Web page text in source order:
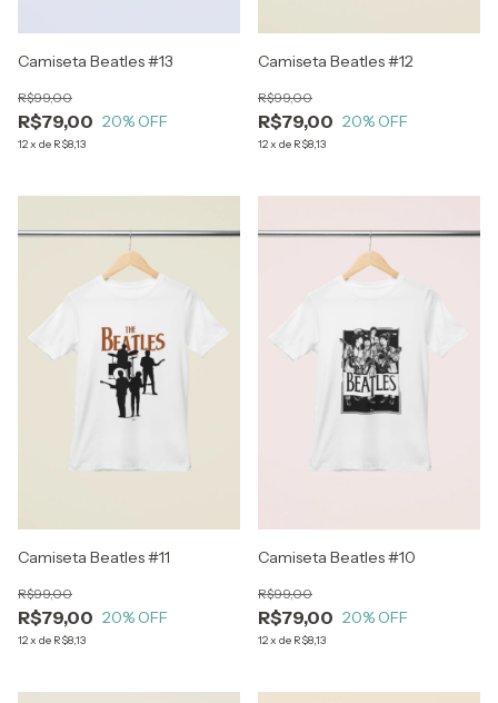
Camiseta Beatles #13
R$79,00
R$99,00
20% OFF
12x de R$8,13
Camiseta Beatles #12
R$79,00
R$99,00
20% OFF
12x de R$8,13
Camiseta Beatles #11
R$79,00
R$99,00
20% OFF
12x de R$8,13
Camiseta Beatles #10
R$79,00
R$99,00
20% OFF
12x de R$8,13